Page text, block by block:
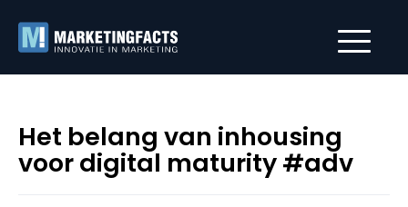
Het belang van inhousing
voor digital maturity #adv